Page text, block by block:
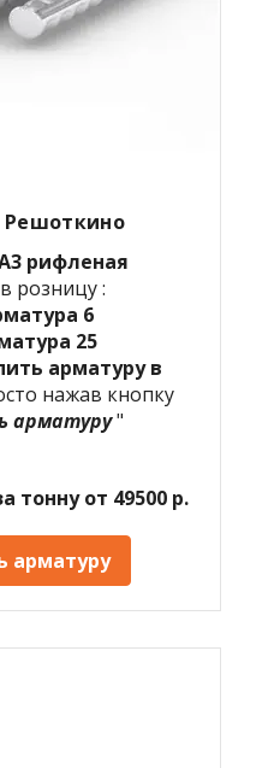
Решоткино
рифленая
розницу :
6
25
арматуру в
нажав кнопку
арматуру"
тонну от 49500 р.
арматуру